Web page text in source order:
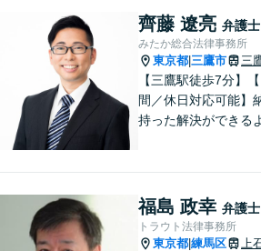
動産や交通事故にも
連れ相談可】【三鷹
齊藤 遼亮 弁護士
みたか総合法律事務所
東京都 三鷹市 三
【三鷹駅徒歩7分】
間／休日対応可能】
持った解決ができる
限の努力を尽くして
す。【司法書士資格
【宅建士資格あり】
福島 政幸 弁護士
トラウト法律事務所
東京都 練馬区 上